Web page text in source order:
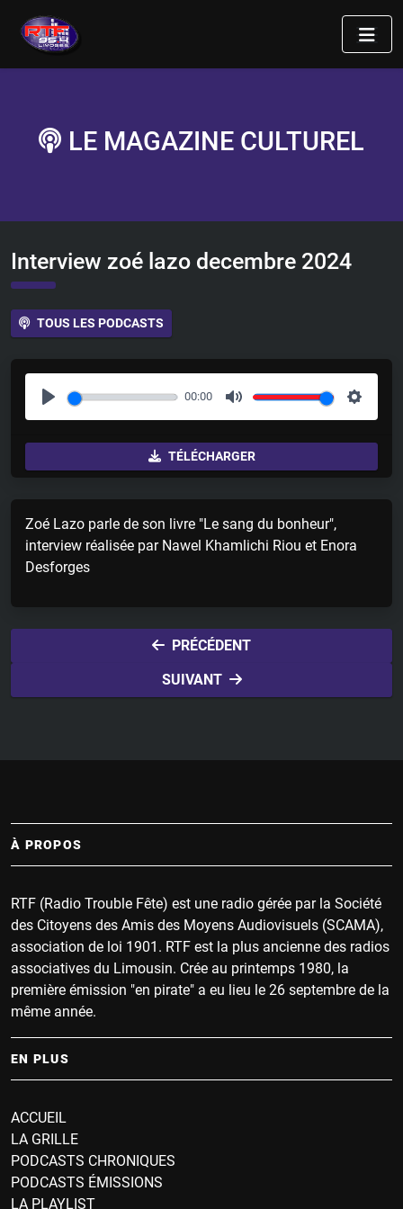
LE MAGAZINE CULTUREL
Interview zoé lazo decembre 2024
TOUS LES PODCASTS
P
l
00:00
M
u
t
S
e
n
TÉLÉCHARGER
Zoé Lazo parle de son livre "Le sang du bonheur",
interview réalisée par Nawel Khamlichi Riou et Enora
Desforges
PRÉCÉDENT
SUIVANT
À PROPOS
RTF (Radio Trouble Fête) est une radio gérée par la Société
des Citoyens des Amis des Moyens Audiovisuels (SCAMA),
association de loi 1901. RTF est la plus ancienne des radios
associatives du Limousin. Crée au printemps 1980, la
première émission "en pirate" a eu lieu le 26 septembre de la
même année.
EN PLUS
ACCUEIL
LA GRILLE
PODCASTS CHRONIQUES
PODCASTS ÉMISSIONS
LA PLAYLIST